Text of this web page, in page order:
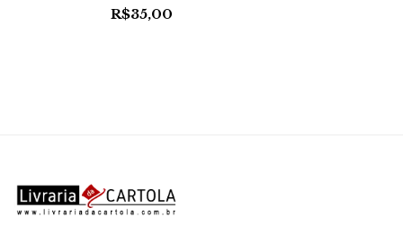
R$35,00